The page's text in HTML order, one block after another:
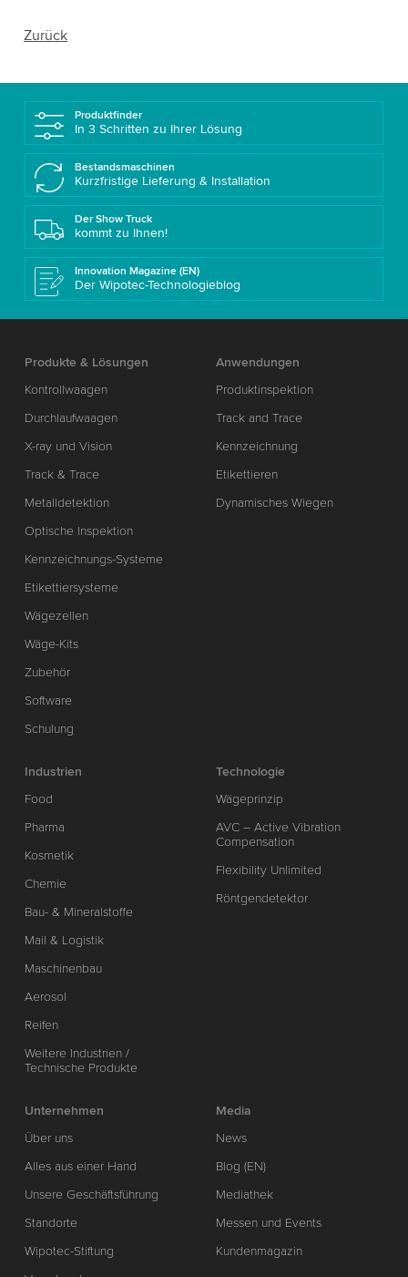
Zurück
Produktfinder
In 3 Schritten zu Ihrer Lösung
Bestandsmaschinen
Kurzfristige Lieferung & Installation
Der Show Truck
kommt zu Ihnen!
Innovation Magazine (EN)
Der Wipotec-Technologieblog
Produkte & Lösungen
Kontrollwaagen
Durchlaufwaagen
X-ray und Vision
Track & Trace
Metalldetektion
Optische Inspektion
Kennzeichnungs-Systeme
Etikettiersysteme
Wägezellen
Wäge-Kits
Zubehör
Software
Schulung
Anwendungen
Produktinspektion
Track and Trace
Kennzeichnung
Etikettieren
Dynamisches Wiegen
Industrien
Food
Pharma
Kosmetik
Chemie
Bau- & Mineralstoffe
Mail & Logistik
Maschinenbau
Aerosol
Reifen
Weitere Industrien /
Technische Produkte
Technologie
Wägeprinzip
AVC – Active Vibration
Compensation
Flexibility Unlimited
Röntgendetektor
Unternehmen
Über uns
Alles aus einer Hand
Unsere Geschäftsführung
Standorte
Wipotec-Stiftung
Media
News
Blog (EN)
Mediathek
Messen und Events
Kundenmagazin